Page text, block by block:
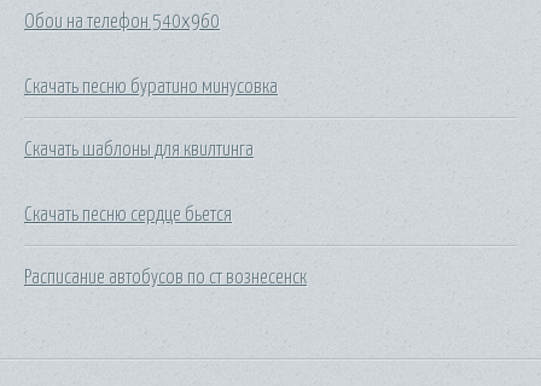
Обои на телефон 540x960
Скачать песню буратино минусовка
Скачать шаблоны для квилтинга
Скачать песню сердце бьется
Расписание автобусов по ст вознесенск